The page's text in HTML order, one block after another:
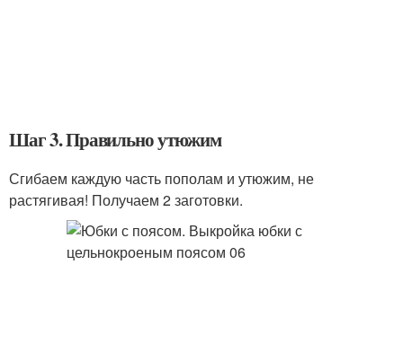
Шаг 3. Правильно утюжим
Сгибаем каждую часть пополам и утюжим, не
растягивая! Получаем 2 заготовки.